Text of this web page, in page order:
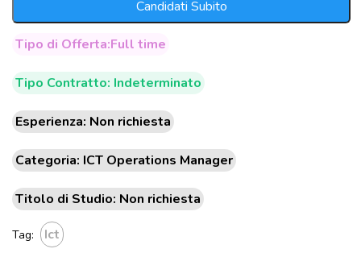
Candidati Subito
Tipo di Offerta:Full time
Tipo Contratto: Indeterminato
Esperienza: Non richiesta
Categoria: ICT Operations Manager
Titolo di Studio: Non richiesta
Tag: Ict